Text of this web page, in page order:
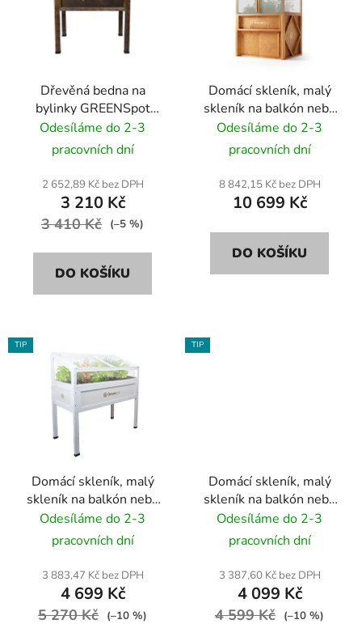
Dřevěná bedna na
bylinky GREENSpot
VINTAGE 80x40x80 cm
- různé barvy
Odesíláme do 2-3
pracovních dní
2 652,89 Kč bez DPH
3 210 Kč
3 410 Kč (–5 %)
DO KOŠÍKU
Domácí skleník, malý
skleník na balkón nebo
terasu GREENSpot
LAVISH 100x80x180
cm - různé barvy
Odesíláme do 2-3
pracovních dní
8 842,15 Kč bez DPH
10 699 Kč
DO KOŠÍKU
TIP
Domácí skleník, malý
skleník na balkón nebo
terasu GREENSpot
VINTAGE 110x55x120
Odesíláme do 2-3
pracovních dní
3 883,47 Kč bez DPH
4 699 Kč
5 270 Kč (–10 %)
TIP
Domácí skleník, malý
skleník na balkón nebo
terasu GREENSpot
VINTAGE 80x45x120
cm - různé barvy
Odesíláme do 2-3
pracovních dní
3 387,60 Kč bez DPH
4 099 Kč
4 599 Kč (–10 %)